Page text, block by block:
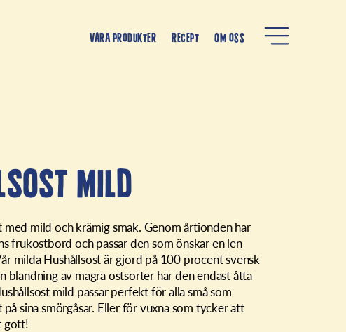
Våra produkter Recept Om oss
Mild
med mild och krämig smak. Genom årtionden har
frukostbord och passar den som önskar en len
milda Hushållsost är gjord på 100 procent svensk
blandning av magra ostsorter har den endast åtta
mild passar perfekt för alla små som
sina smörgåsar. Eller för vuxna som tycker att
gott!